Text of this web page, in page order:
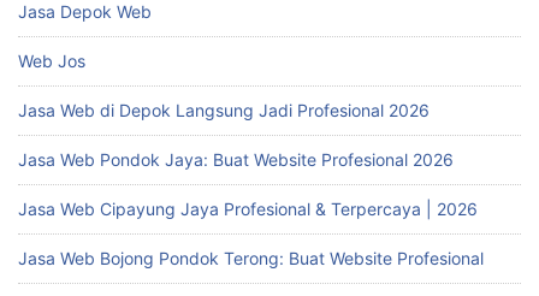
Jasa Depok Web
Web Jos
Jasa Web di Depok Langsung Jadi Profesional 2026
Jasa Web Pondok Jaya: Buat Website Profesional 2026
Jasa Web Cipayung Jaya Profesional & Terpercaya | 2026
Jasa Web Bojong Pondok Terong: Buat Website Profesional